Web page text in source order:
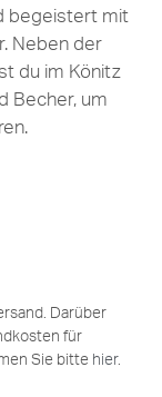
begeistert mit
Neben der
du im Könitz
Becher, um
Darüber
für
Sie bitte hier.